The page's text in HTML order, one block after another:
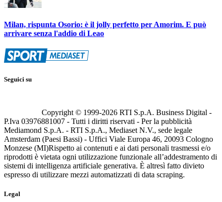
Milan, rispunta Osorio: è il jolly perfetto per Amorim. E può
arrivare senza l'addio di Leao
Seguici su
Copyright © 1999-2026 RTI S.p.A. Business Digital -
P.Iva 03976881007 - Tutti i diritti riservati - Per la pubblicità
Mediamond S.p.A. - RTI S.p.A., Mediaset N.V., sede legale
Amsterdam (Paesi Bassi) - Uffici Viale Europa 46, 20093 Cologno
Monzese (MI)Rispetto ai contenuti e ai dati personali trasmessi e/o
riprodotti è vietata ogni utilizzazione funzionale all’addestramento di
sistemi di intelligenza artificiale generativa. È altresì fatto divieto
espresso di utilizzare mezzi automatizzati di data scraping.
Legal